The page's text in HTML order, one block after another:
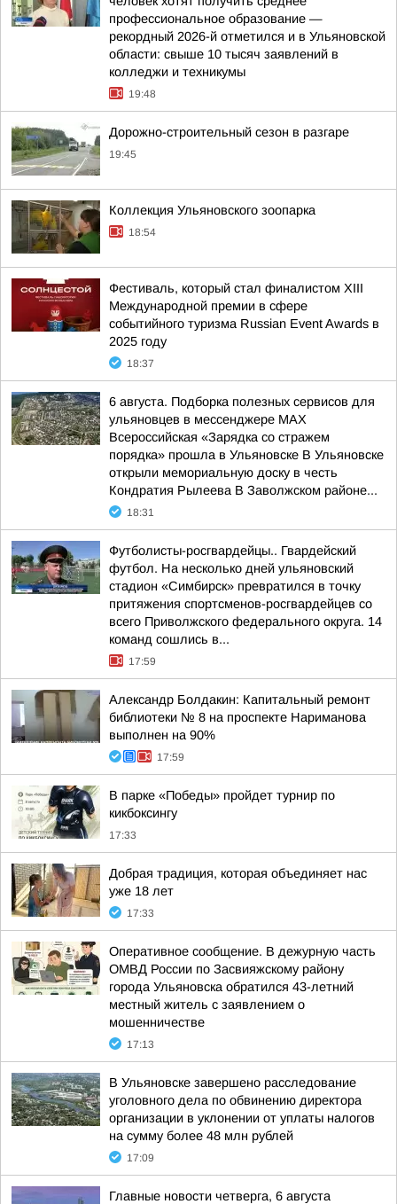
профессиональное образование —
рекордный 2026-й отметился и в Ульяновской
области: свыше 10 тысяч заявлений в
колледжи и техникумы
19:48
Дорожно-строительный сезон в разгаре
19:45
Коллекция Ульяновского зоопарка
18:54
Фестиваль, который стал финалистом ХIII
Международной премии в сфере
событийного туризма Russian Event Awards в
2025 году
18:37
6 августа. Подборка полезных сервисов для
ульяновцев в мессенджере MAX
Всероссийская «Зарядка со стражем
порядка» прошла в Ульяновске В Ульяновске
открыли мемориальную доску в честь
Кондратия Рылеева В Заволжском районе...
18:31
Футболисты-росгвардейцы.. Гвардейский
футбол. На несколько дней ульяновский
стадион «Симбирск» превратился в точку
притяжения спортсменов-росгвардейцев со
всего Приволжского федерального округа. 14
команд сошлись в...
17:59
Александр Болдакин: Капитальный ремонт
библиотеки № 8 на проспекте Нариманова
выполнен на 90%
17:59
В парке «Победы» пройдет турнир по
кикбоксингу
17:33
Добрая традиция, которая объединяет нас
уже 18 лет
17:33
Оперативное сообщение. В дежурную часть
ОМВД России по Засвияжскому району
города Ульяновска обратился 43-летний
местный житель с заявлением о
мошенничестве
17:13
В Ульяновске завершено расследование
уголовного дела по обвинению директора
организации в уклонении от уплаты налогов
на сумму более 48 млн рублей
17:09
Главные новости четверга, 6 августа